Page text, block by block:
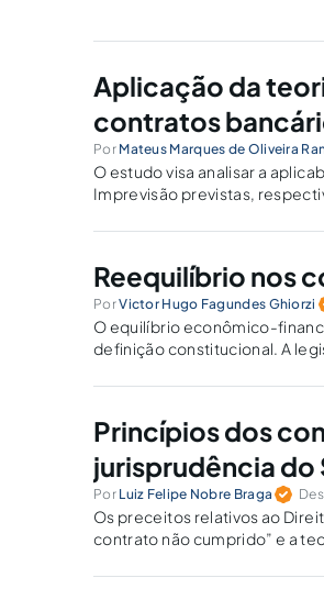
Aplicação da
contratos
Por Mateus Marques de Oliveira
O estudo visa analisar a
Imprevisão previstas,
Reequilíbrio nos
PorVictor Hugo Fagundes Ghiorzi
O equilíbrio econômico-
definição constitucional. A
sua definição.
Princípios dos
jurisprudência do
Por Luiz Felipe Nobre Braga
Os preceitos relativos ao
contrato não cumprido” e a